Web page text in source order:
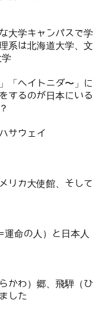
大学キャンパスで学
系は北海道大学、文
「ヘイトニダ〜」に
するのが日本にいる
サウェイ
リカ大使館、そして
運命の人）と日本人
かわ）郷、飛騨（ひ
した